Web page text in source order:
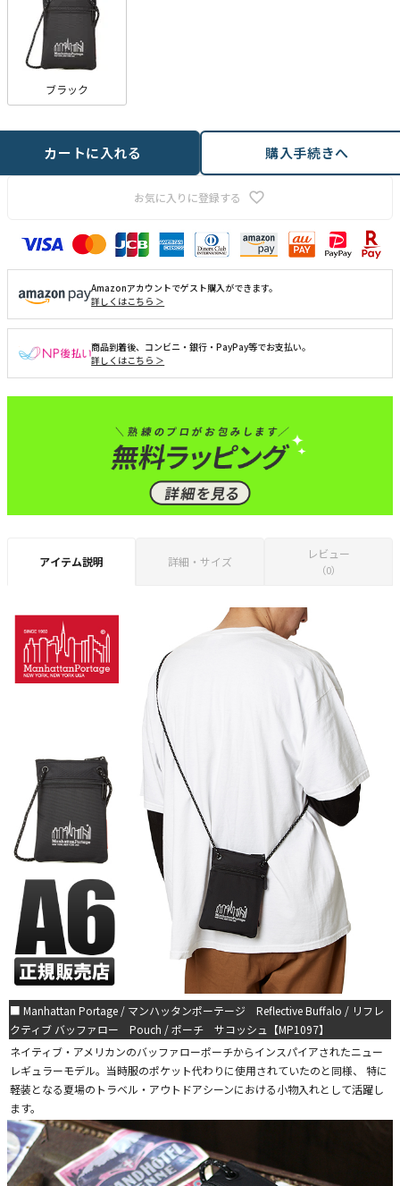
ブラック
お気に入りに登録する
カートに入れる 購入手続きへ
Amazonアカウントでゲスト購入ができます。
詳しくはこちら ＞
商品到着後、コンビニ・銀行・PayPay等でお支払い。
詳しくはこちら ＞
アイテム説明 詳細・サイズ
レビュー
（0）
■ Manhattan Portage / マンハッタンポーテージ Reflective Buffalo / リフレ
クティブ バッファロー Pouch / ポーチ サコッシュ【MP1097】
ネイティブ・アメリカンのバッファローポーチからインスパイアされたニュー
レギュラーモデル。当時服のポケット代わりに使用されていたのと同様、 特に
軽装となる夏場のトラベル・アウトドアシーンにおける小物入れとして活躍し
ます。